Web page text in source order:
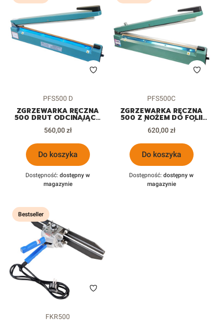
Kod produktu
PFS500 D
ZGRZEWARKA RĘCZNA
500 DRUT ODCINAJĄCY
DO FOLII WORKÓW
Cena
560,00 zł
Do koszyka
Dostępność: dostępny w
magazynie
Kod produktu
PFS500C
ZGRZEWARKA RĘCZNA
500 Z NOŻEM DO FOLII
WORKÓW DOYPACKÓW
Cena
620,00 zł
Do koszyka
Dostępność: dostępny w
magazynie
Bestseller
Kod produktu
FKR500